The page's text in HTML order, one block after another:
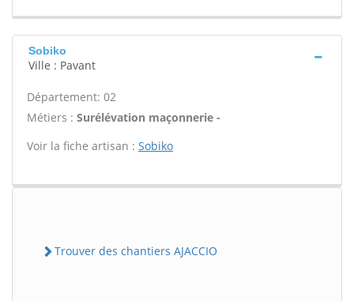
Sobiko
Ville : Pavant
Département: 02
Métiers : Surélévation maçonnerie -
Voir la fiche artisan : Sobiko
Trouver des chantiers AJACCIO